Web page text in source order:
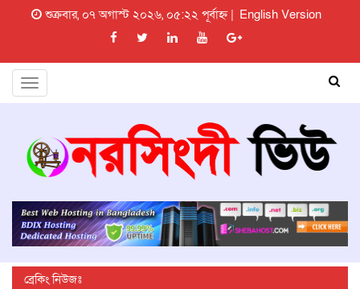
শুক্রবার, ০৭ অগাস্ট ২০২৬, ০৫:২২ পূর্বাহ্ন | English Version
Toggle
ব্রেকিং নিউজঃ